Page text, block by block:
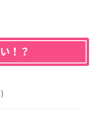
！？